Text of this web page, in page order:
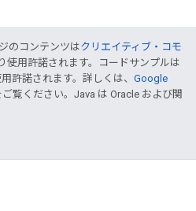
のコンテンツはクリエイティブ・コモ
使用許諾されます。コードサンプルは
許諾されます。詳しくは、 Google
ご覧ください。Java は Oracle および関